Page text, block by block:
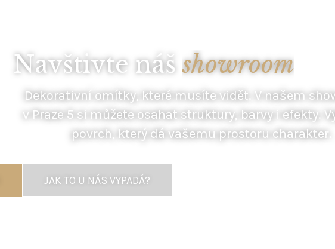
Navštivte náš showroom
Dekorativní omítky, které musíte vidět. V našem
v Praze5 si můžete osahat struktury, barvy i efekty.
povrch, který dá vašemu prostoru charakter.
JAK TO U NÁS VYPADÁ?